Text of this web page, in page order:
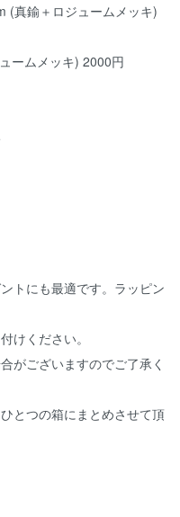
(真鍮＋ロジュームメッキ)
ームメッキ) 2000円
トにも最適です。ラッピン
けください。
がございますのでご了承く
とつの箱にまとめさせて頂